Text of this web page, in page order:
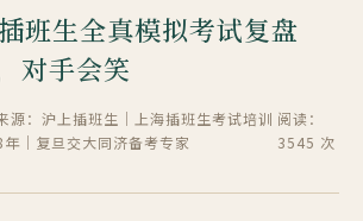
班生全真模拟考试复盘
手会笑
源：沪上插班生｜上海插班生考试培训
年｜复旦交大同济备考专家
阅读：
3545 次